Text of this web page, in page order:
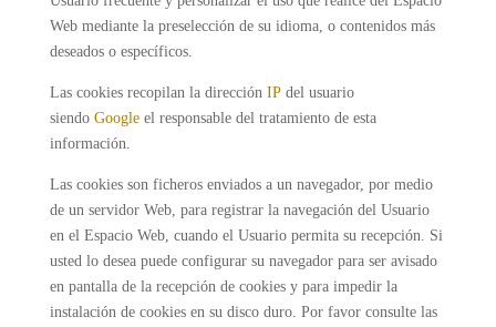
Web mediante la preselección de su idioma, o contenidos más
deseados o específicos.
Las cookies recopilan la dirección IPdel usuario
siendo Googleel responsable del tratamiento de esta
información.
Las cookies son ficheros enviados a un navegador, por medio
de un servidor Web, para registrar la navegación del Usuario
en el Espacio Web, cuando el Usuario permita su recepción. Si
usted lo desea puede configurar su navegador para ser avisado
en pantalla de la recepción de cookies y para impedir la
instalación de cookies en su disco duro. Por favor consulte las